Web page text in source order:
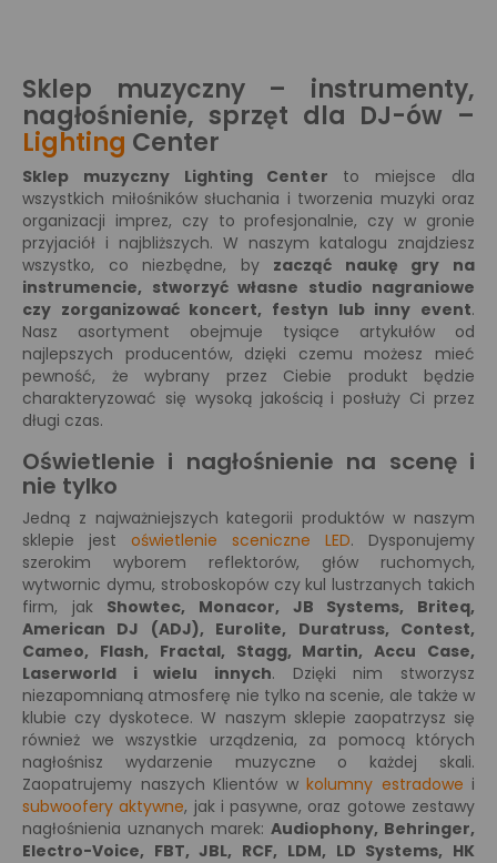
Sklep muzyczny – instrumenty,
nagłośnienie, sprzęt dla DJ-ów –
Lighting Center
Sklep muzyczny Lighting Center to miejsce dla
wszystkich miłośników słuchania i tworzenia muzyki oraz
organizacji imprez, czy to profesjonalnie, czy w gronie
przyjaciół i najbliższych. W naszym katalogu znajdziesz
wszystko, co niezbędne, by zacząć naukę gry na
instrumencie, stworzyć własne studio nagraniowe
czy zorganizować koncert, festyn lub inny event.
Nasz asortyment obejmuje tysiące artykułów od
najlepszych producentów, dzięki czemu możesz mieć
pewność, że wybrany przez Ciebie produkt będzie
charakteryzować się wysoką jakością i posłuży Ci przez
długi czas.
Oświetlenie i nagłośnienie na scenę i
nie tylko
Jedną z najważniejszych kategorii produktów w naszym
sklepie jest oświetlenie sceniczne LED. Dysponujemy
szerokim wyborem reflektorów, głów ruchomych,
wytwornic dymu, stroboskopów czy kul lustrzanych takich
firm, jak Showtec, Monacor, JB Systems, Briteq,
American DJ (ADJ), Eurolite, Duratruss, Contest,
Cameo, Flash, Fractal, Stagg, Martin, Accu Case,
Laserworld i wielu innych. Dzięki nim stworzysz
niezapomnianą atmosferę nie tylko na scenie, ale także w
klubie czy dyskotece. W naszym sklepie zaopatrzysz się
również we wszystkie urządzenia, za pomocą których
nagłośnisz wydarzenie muzyczne o każdej skali.
Zaopatrujemy naszych Klientów w kolumny estradowe i
subwoofery aktywne, jak i pasywne, oraz gotowe zestawy
nagłośnienia uznanych marek: Audiophony, Behringer,
Electro-Voice, FBT, JBL, RCF, LDM, LD Systems, HK